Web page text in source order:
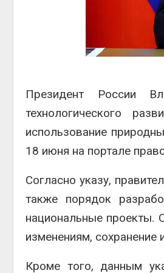
Президент России
технологического
использование
18 июня на портале
Согласно указу,
также порядок
национальные проекты.
изменениям, сохранение
Кроме того, данным
Суд